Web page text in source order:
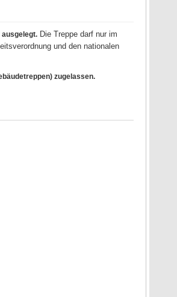
Die Treppe darf nur im
und den nationalen
zugelassen.